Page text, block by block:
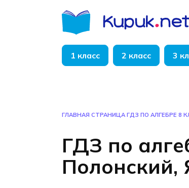
1 класс 2 класс 3
ГЛАВНАЯ СТРАНИЦА ГДЗ ПО АЛГЕБРЕ 8
ГДЗ по
Полонский,